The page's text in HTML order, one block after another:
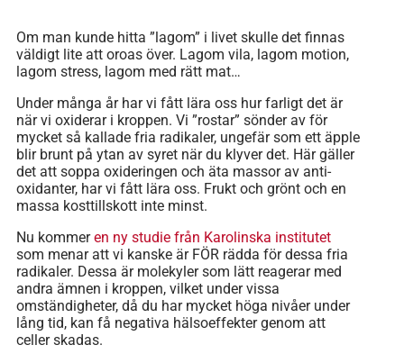
Om man kunde hitta ”lagom” i livet skulle det finnas
väldigt lite att oroas över. Lagom vila, lagom motion,
lagom stress, lagom med rätt mat…
Under många år har vi fått lära oss hur farligt det är
när vi oxiderar i kroppen. Vi ”rostar” sönder av för
mycket så kallade fria radikaler, ungefär som ett äpple
blir brunt på ytan av syret när du klyver det. Här gäller
det att soppa oxideringen och äta massor av anti-
oxidanter, har vi fått lära oss. Frukt och grönt och en
massa kosttillskott inte minst.
Nu kommeren ny studie från Karolinska institutet
som menar att vi kanske är FÖR rädda för dessa fria
radikaler. Dessa är molekyler som lätt reagerar med
andra ämnen i kroppen, vilket under vissa
omständigheter, då du har mycket höga nivåer under
lång tid, kan få negativa hälsoeffekter genom att
celler skadas.